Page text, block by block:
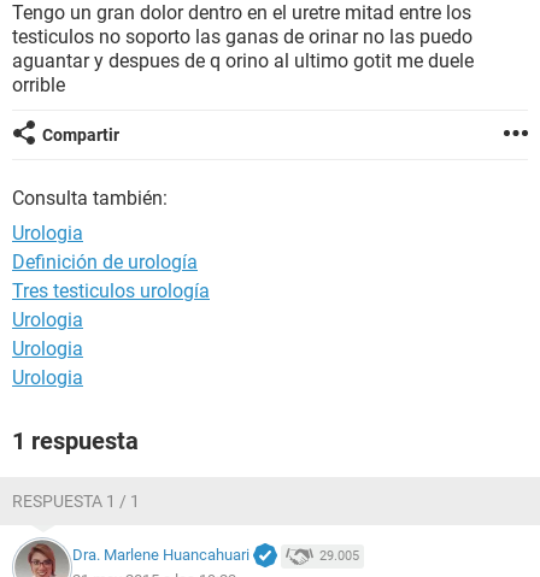
BIENESTAR
SEXUALIDAD
GLOSARIO
Tengo un gran dolor dentro en el uretre mitad entre los
testiculos no soporto las ganas de orinar no las puedo
aguantar y despues de q orino al ultimo gotit me duele
orrible
Compartir
Consulta también:
Urologia
Definición de urología
Tres testiculos urología
Urologia
Urologia
Urologia
1 respuesta
RESPUESTA 1 / 1
Dra. Marlene Huancahuari 29.005